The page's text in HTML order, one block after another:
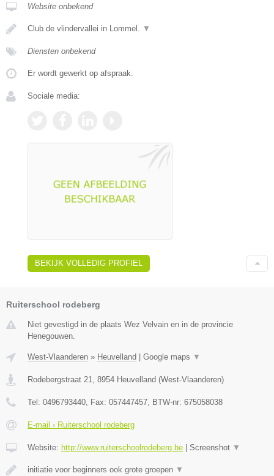
Website onbekend
Club de vlindervallei in Lommel. ▼
Diensten onbekend
Er wordt gewerkt op afspraak.
Sociale media:
BEKIJK VOLLEDIG PROFIEL
Ruiterschool rodeberg
Niet gevestigd in de plaats Wez Velvain en in de provincie
Henegouwen.
West-Vlaanderen » Heuvelland | Google maps ▼
Rodebergstraat 21 8954 Heuvelland (West-Vlaanderen)
Tel: 0496793440 , Fax: 057447457 , BTW-nr: 675058038
E-mail › Ruiterschool rodeberg
Website: http://www.ruiterschoolrodeberg.be | Screenshot ▼
initiatie voor beginners ook grote groepen ▼